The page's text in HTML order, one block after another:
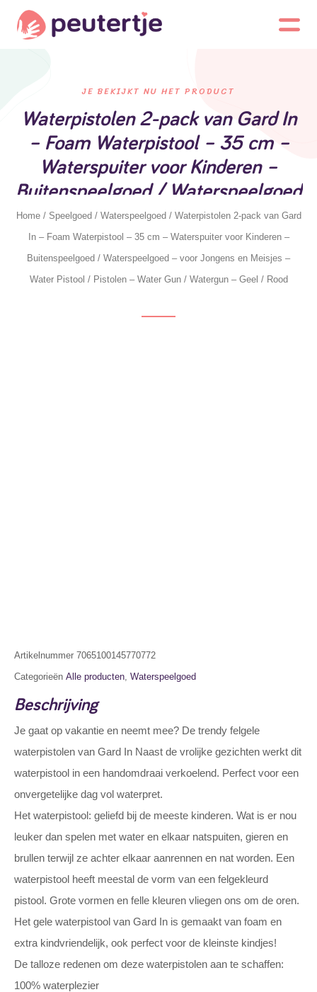
JE BEKIJKT NU HET PRODUCT
Waterpistolen 2-pack van Gard In
– Foam Waterpistool – 35 cm –
Waterspuiter voor Kinderen –
Buitenspeelgoed / Waterspeelgoed
– voor Jongens en Meisjes – Water
Pistool / Pistolen – Water Gun /
Watergun – Geel / Rood
Home/ Speelgoed / Waterspeelgoed / Waterpistolen 2-pack van Gard
In – Foam Waterpistool – 35 cm – Waterspuiter voor Kinderen –
Buitenspeelgoed / Waterspeelgoed – voor Jongens en Meisjes –
Water Pistool / Pistolen – Water Gun / Watergun – Geel / Rood
Artikelnummer 7065100145770772
Categorieën Alle producten, Waterspeelgoed
Beschrijving
Je gaat op vakantie en neemt mee? De trendy felgele
waterpistolen van Gard In Naast de vrolijke gezichten werkt dit
waterpistool in een handomdraai verkoelend. Perfect voor een
onvergetelijke dag vol waterpret.
Het waterpistool: geliefd bij de meeste kinderen. Wat is er nou
leuker dan spelen met water en elkaar natspuiten, gieren en
brullen terwijl ze achter elkaar aanrennen en nat worden. Een
waterpistool heeft meestal de vorm van een felgekleurd
pistool. Grote vormen en felle kleuren vliegen ons om de oren.
Het gele waterpistool van Gard In is gemaakt van foam en
extra kindvriendelijk, ook perfect voor de kleinste kindjes!
De talloze redenen om deze waterpistolen aan te schaffen:
100% waterplezier